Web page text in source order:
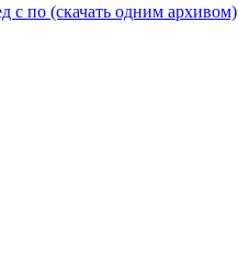
по (скачать одним архивом)